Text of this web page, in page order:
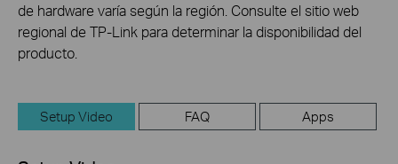
de hardware varía según la región. Consulte el sitio web
regional de TP-Link para determinar la disponibilidad del
producto.
Setup Video FAQ Apps